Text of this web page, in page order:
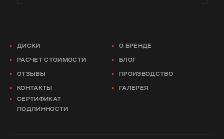
ДИСКИ О БРЕНДЕ
РАСЧЕТ СТОИМОСТИ БЛОГ
ОТЗЫВЫ ПРОИЗВОДСТВО
КОНТАКТЫ
ГАЛЕРЕЯ
СЕРТИФИКАТ
ПОДЛИННОСТИ